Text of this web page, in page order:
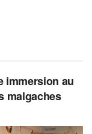
immersion au
malgaches